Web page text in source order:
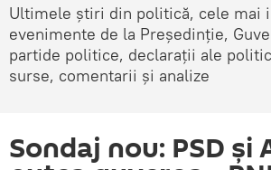
Ultimele știri din politică, cele mai
evenimente de la Președinție,
partide politice, declarații ale
surse, comentarii și analize
Sondaj nou: PSD și